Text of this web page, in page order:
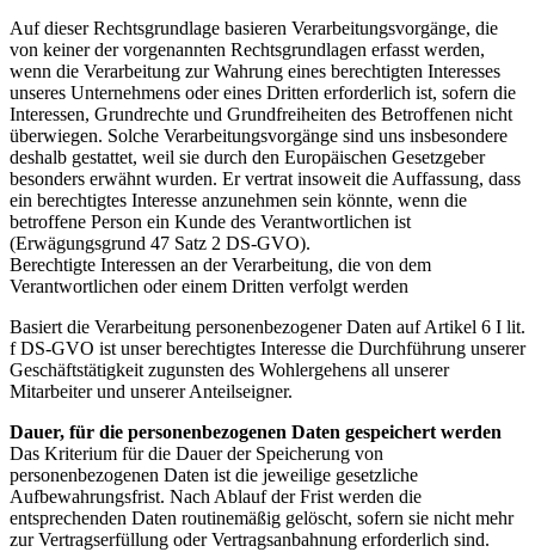
Auf dieser Rechtsgrundlage basieren Verarbeitungsvorgänge, die
von keiner der vorgenannten Rechtsgrundlagen erfasst werden,
wenn die Verarbeitung zur Wahrung eines berechtigten Interesses
unseres Unternehmens oder eines Dritten erforderlich ist, sofern die
Interessen, Grundrechte und Grundfreiheiten des Betroffenen nicht
überwiegen. Solche Verarbeitungsvorgänge sind uns insbesondere
deshalb gestattet, weil sie durch den Europäischen Gesetzgeber
besonders erwähnt wurden. Er vertrat insoweit die Auffassung, dass
ein berechtigtes Interesse anzunehmen sein könnte, wenn die
betroffene Person ein Kunde des Verantwortlichen ist
(Erwägungsgrund 47 Satz 2 DS-GVO).
Berechtigte Interessen an der Verarbeitung, die von dem
Verantwortlichen oder einem Dritten verfolgt werden
Basiert die Verarbeitung personenbezogener Daten auf Artikel 6 I lit.
f DS-GVO ist unser berechtigtes Interesse die Durchführung unserer
Geschäftstätigkeit zugunsten des Wohlergehens all unserer
Mitarbeiter und unserer Anteilseigner.
Dauer, für die personenbezogenen Daten gespeichert werden
Das Kriterium für die Dauer der Speicherung von
personenbezogenen Daten ist die jeweilige gesetzliche
Aufbewahrungsfrist. Nach Ablauf der Frist werden die
entsprechenden Daten routinemäßig gelöscht, sofern sie nicht mehr
zur Vertragserfüllung oder Vertragsanbahnung erforderlich sind.